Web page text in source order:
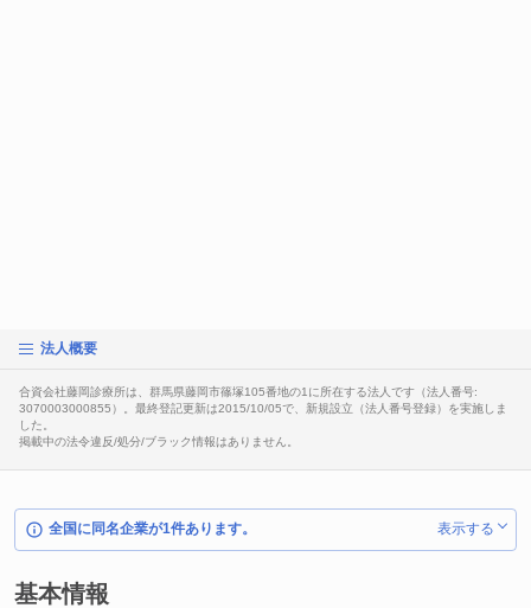
法人概要
合資会社藤岡診療所は、群馬県藤岡市篠塚105番地の1に所在する法人です（法人番号:
3070003000855）。最終登記更新は2015/10/05で、新規設立（法人番号登録）を実施しま
した。
掲載中の法令違反/処分/ブラック情報はありません。
全国に同名企業が1件あります。 表示する
基本情報